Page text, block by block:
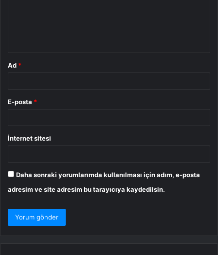
Ad *
E-posta *
İnternet sitesi
Daha sonraki yorumlarımda kullanılması için adım, e-posta
adresim ve site adresim bu tarayıcıya kaydedilsin.